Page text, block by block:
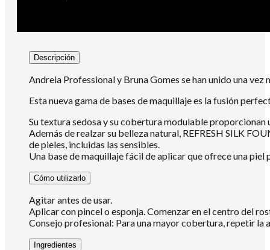
Descripción
Andreia Professional y Bruna Gomes se han unido una
Esta nueva gama de bases de maquillaje es la fusión
Su textura sedosa y su cobertura modulable
Además de realzar su belleza natural, REFRESH SILK
de pieles, incluidas las sensibles.
Una base de maquillaje fácil de aplicar que ofrece una
Cómo utilizarlo
Agitar antes de usar.
Aplicar con pincel o esponja. Comenzar en el centro del
Consejo profesional: Para una mayor cobertura, repetir la
Ingredientes